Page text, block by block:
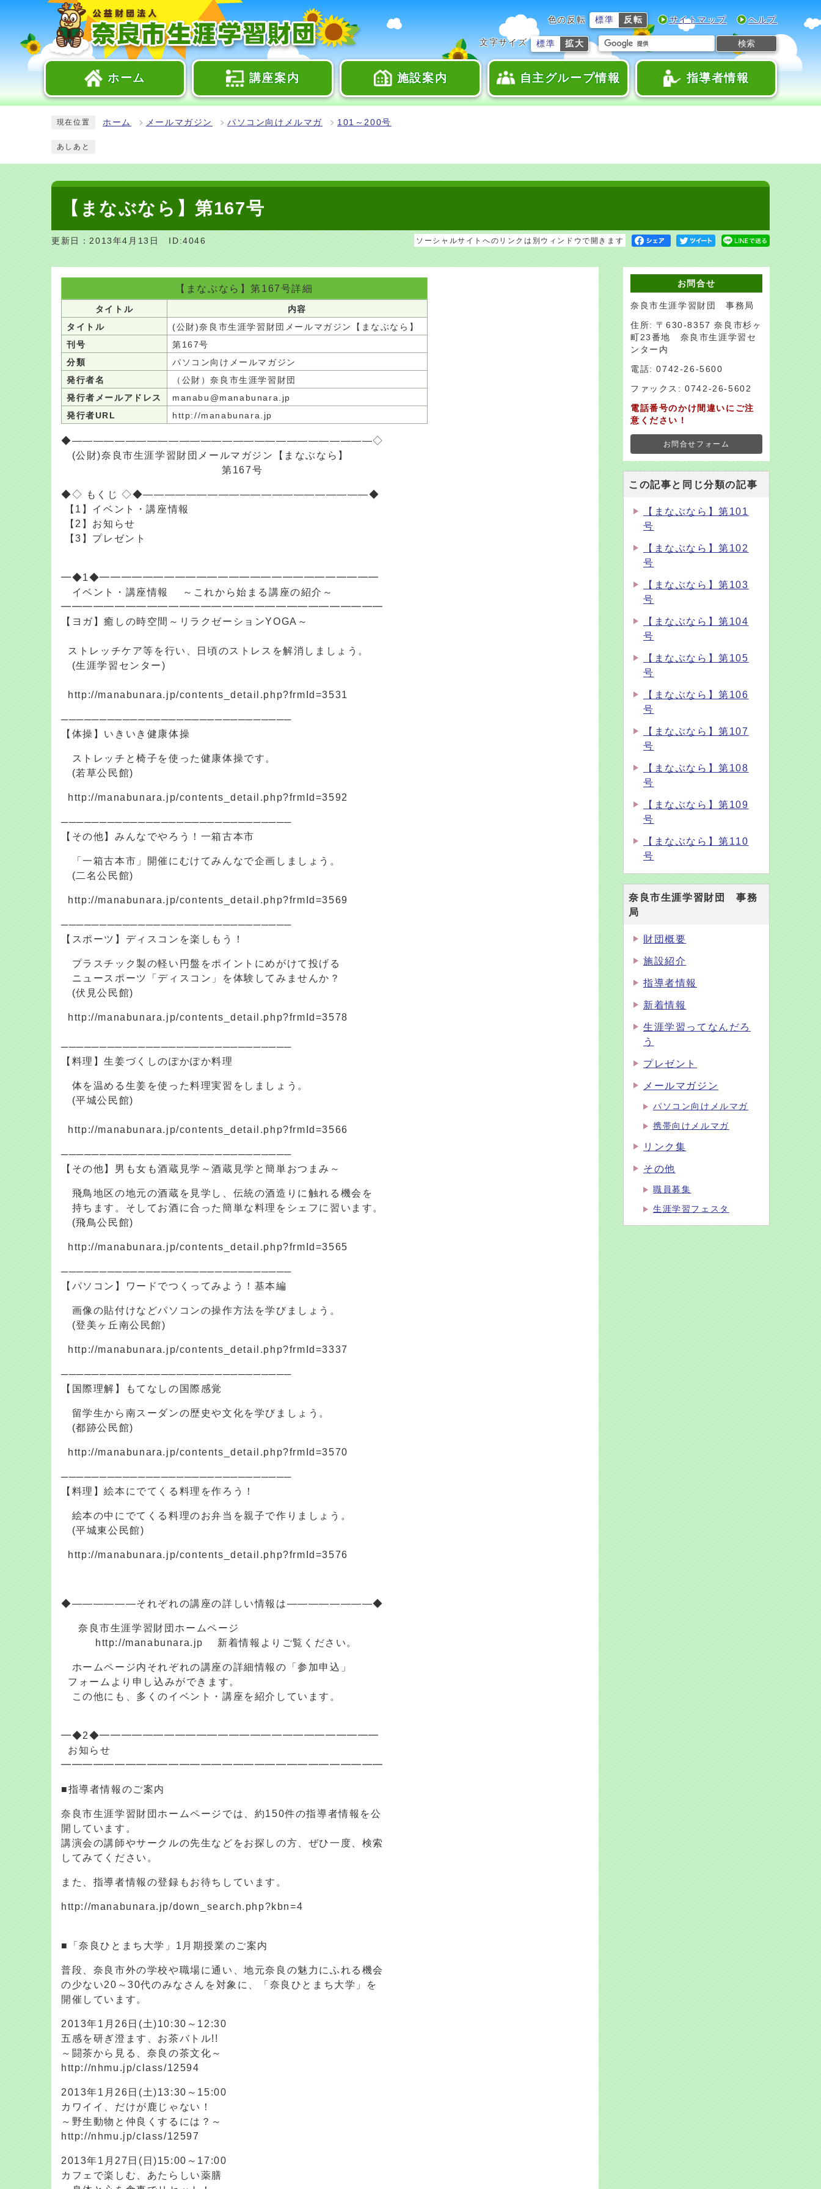
色の反転 標準 反転 サイトマップ ヘルプ
文字サイズ 標準 拡大 検索
ホーム 講座案内 施設案内 自主グループ情報 指導者情報
現在位置 ホーム メールマガジン パソコン向けメルマガ 101～200号
あしあと
【まなぶなら】第167号
更新日：2013年4月13日 ID:4046 ソーシャルサイトへのリンクは別ウィンドウで開きます
【まなぶなら】第167号詳細
タイトル
内容
タイトル
(公財)奈良市生涯学習財団メールマガジン【まなぶなら】
刊号
第167号
分類
パソコン向けメールマガジン
発行者名
（公財）奈良市生涯学習財団
発行者メールアドレス
manabu@manabunara.jp
発行者URL
http://manabunara.jp
◆――――――――――――――――――――――――――――◇
(公財)奈良市生涯学習財団メールマガジン【まなぶなら】
第167号
◆◇ もくじ ◇◆―――――――――――――――――――――◆
【1】イベント・講座情報
【2】お知らせ
【3】プレゼント
━◆1◆━━━━━━━━━━━━━━━━━━━━━━━━━━
イベント・講座情報 ～これから始まる講座の紹介～
━━━━━━━━━━━━━━━━━━━━━━━━━━━━━━
【ヨガ】癒しの時空間～リラクゼーションYOGA～
ストレッチケア等を行い、日頃のストレスを解消しましょう。
(生涯学習センター)
http://manabunara.jp/contents_detail.php?frmId=3531
──────────────────────────────
【体操】いきいき健康体操
ストレッチと椅子を使った健康体操です。
(若草公民館)
http://manabunara.jp/contents_detail.php?frmId=3592
──────────────────────────────
【その他】みんなでやろう！一箱古本市
「一箱古本市」開催にむけてみんなで企画しましょう。
(二名公民館)
http://manabunara.jp/contents_detail.php?frmId=3569
──────────────────────────────
【スポーツ】ディスコンを楽しもう！
プラスチック製の軽い円盤をポイントにめがけて投げる
ニュースポーツ「ディスコン」を体験してみませんか？
(伏見公民館)
http://manabunara.jp/contents_detail.php?frmId=3578
──────────────────────────────
【料理】生姜づくしのぽかぽか料理
体を温める生姜を使った料理実習をしましょう。
(平城公民館)
http://manabunara.jp/contents_detail.php?frmId=3566
──────────────────────────────
【その他】男も女も酒蔵見学～酒蔵見学と簡単おつまみ～
飛鳥地区の地元の酒蔵を見学し、伝統の酒造りに触れる機会を
持ちます。そしてお酒に合った簡単な料理をシェフに習います。
(飛鳥公民館)
http://manabunara.jp/contents_detail.php?frmId=3565
──────────────────────────────
【パソコン】ワードでつくってみよう！基本編
画像の貼付けなどパソコンの操作方法を学びましょう。
(登美ヶ丘南公民館)
http://manabunara.jp/contents_detail.php?frmId=3337
──────────────────────────────
【国際理解】もてなしの国際感覚
留学生から南スーダンの歴史や文化を学びましょう。
(都跡公民館)
http://manabunara.jp/contents_detail.php?frmId=3570
──────────────────────────────
【料理】絵本にでてくる料理を作ろう！
絵本の中にでてくる料理のお弁当を親子で作りましょう。
(平城東公民館)
http://manabunara.jp/contents_detail.php?frmId=3576
◆――――――それぞれの講座の詳しい情報は――――――――◆
奈良市生涯学習財団ホームページ
http://manabunara.jp 新着情報よりご覧ください。
ホームページ内それぞれの講座の詳細情報の「参加申込」
フォームより申し込みができます。
この他にも、多くのイベント・講座を紹介しています。
━◆2◆━━━━━━━━━━━━━━━━━━━━━━━━━━
お知らせ
━━━━━━━━━━━━━━━━━━━━━━━━━━━━━━
■指導者情報のご案内
奈良市生涯学習財団ホームページでは、約150件の指導者情報を公
開しています。
講演会の講師やサークルの先生などをお探しの方、ぜひ一度、検索
してみてください。
また、指導者情報の登録もお待ちしています。
http://manabunara.jp/down_search.php?kbn=4
■「奈良ひとまち大学」1月期授業のご案内
普段、奈良市外の学校や職場に通い、地元奈良の魅力にふれる機会
の少ない20～30代のみなさんを対象に、「奈良ひとまち大学」を
開催しています。
2013年1月26日(土)10:30～12:30
五感を研ぎ澄ます、お茶バトル!!
～闘茶から見る、奈良の茶文化～
http://nhmu.jp/class/12594
2013年1月26日(土)13:30～15:00
カワイイ、だけが鹿じゃない！
～野生動物と仲良くするには？～
http://nhmu.jp/class/12597
2013年1月27日(日)15:00～17:00
カフェで楽しむ、あたらしい薬膳
お問合せ
奈良市生涯学習財団 事務局
住所: 〒630-8357 奈良市杉ヶ
町23番地 奈良市生涯学習セ
ンター内
電話: 0742-26-5600
ファックス: 0742-26-5602
電話番号のかけ間違いにご注
意ください！
お問合せフォーム
この記事と同じ分類の記事
【まなぶなら】第101
号
【まなぶなら】第102
号
【まなぶなら】第103
号
【まなぶなら】第104
号
【まなぶなら】第105
号
【まなぶなら】第106
号
【まなぶなら】第107
号
【まなぶなら】第108
号
【まなぶなら】第109
号
【まなぶなら】第110
号
奈良市生涯学習財団 事務
局
財団概要
施設紹介
指導者情報
新着情報
生涯学習ってなんだろ
う
プレゼント
メールマガジン
パソコン向けメルマガ
携帯向けメルマガ
リンク集
その他
職員募集
生涯学習フェスタ